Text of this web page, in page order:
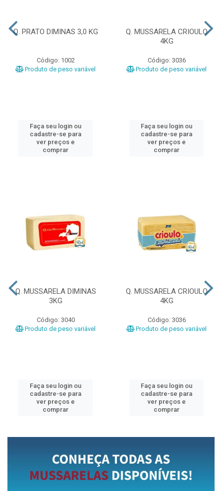
Q. PRATO DIMINAS 3,0 KG
Código: 1002
Produto de peso variável
Faça seu login ou
cadastre-se para
ver preços e
comprar
Q. MUSSARELA CRIOULO
4KG
Código: 3036
Produto de peso variável
Faça seu login ou
cadastre-se para
ver preços e
comprar
Q. MUSSARELA DIMINAS
3KG
Código: 3040
Produto de peso variável
Faça seu login ou
cadastre-se para
ver preços e
comprar
Q. MUSSARELA CRIOULO
4KG
Código: 3036
Produto de peso variável
Faça seu login ou
cadastre-se para
ver preços e
comprar